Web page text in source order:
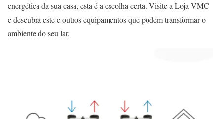
energética da sua casa, esta é a escolha certa. Visite a Loja VMC
e descubra este e outros equipamentos que podem transformar o
ambiente do seu lar.